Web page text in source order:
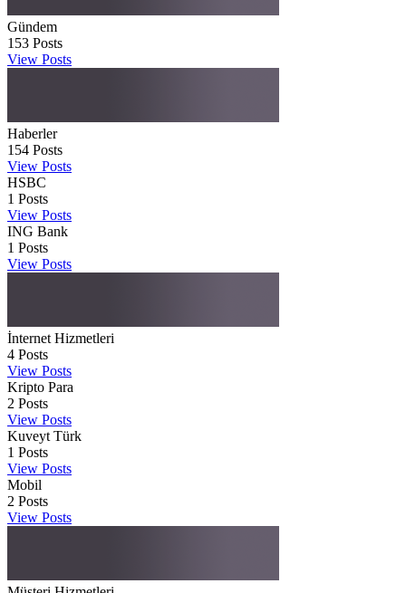
Gündem
153 Posts
View Posts
Haberler
154 Posts
View Posts
HSBC
1 Posts
View Posts
ING Bank
1 Posts
View Posts
İnternet Hizmetleri
4 Posts
View Posts
Kripto Para
2 Posts
View Posts
Kuveyt Türk
1 Posts
View Posts
Mobil
2 Posts
View Posts